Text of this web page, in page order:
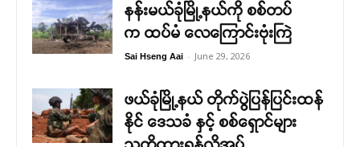
နန်းမယ်ခုံမြို့နယ်ကို စစ်တပ်
က ထပ်မံ လေကြောင်းဗုံးကြဲ
Sai Hseng Aai - June 29, 2026
ဖယ်ခုံမြို့နယ် တိုက်ပွဲပြန်ပြင်းထန်
နိုင် ဒေသခံ နှင့် စစ်ရှောင်များ